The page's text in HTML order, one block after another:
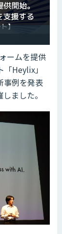
ームを提供
Heylix」
事例を発表
ました。